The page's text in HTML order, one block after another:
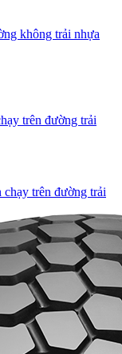
không trải nhựa
trên đường trải
trên đường trải